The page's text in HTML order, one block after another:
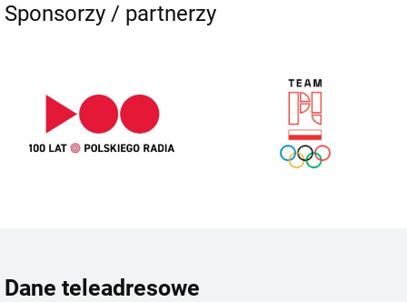
Sponsorzy / partnerzy
Dane teleadresowe